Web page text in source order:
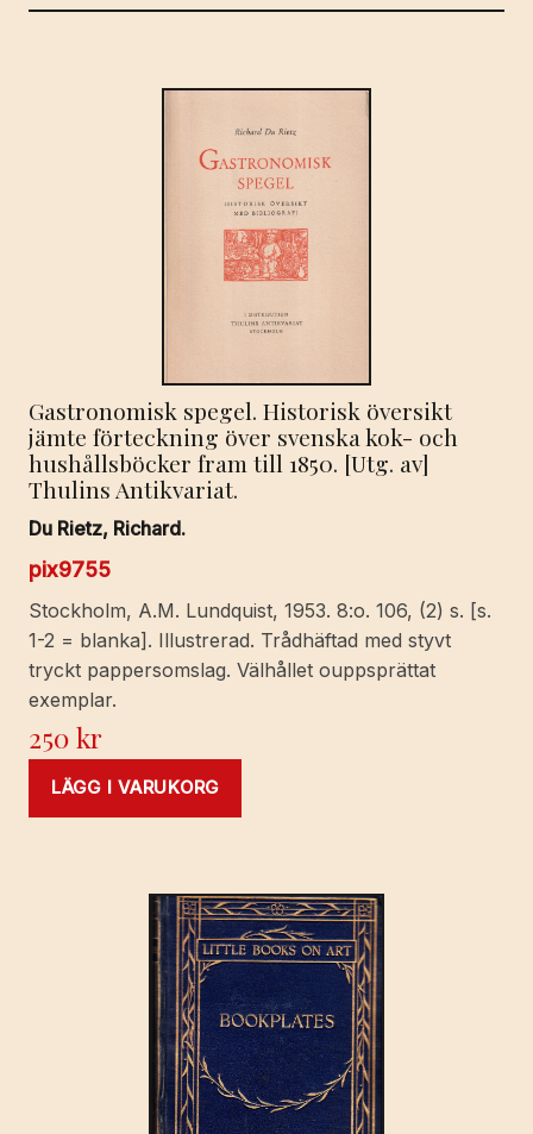
Gastronomisk spegel. Historisk översikt
jämte förteckning över svenska kok- och
hushållsböcker fram till 1850. [Utg. av]
Thulins Antikvariat.
Du Rietz, Richard.
pix9755
Stockholm, A.M. Lundquist, 1953. 8:o. 106, (2) s. [s.
1-2 = blanka]. Illustrerad. Trådhäftad med styvt
tryckt pappersomslag. Välhållet ouppsprättat
exemplar.
250kr
LÄGG I VARUKORG